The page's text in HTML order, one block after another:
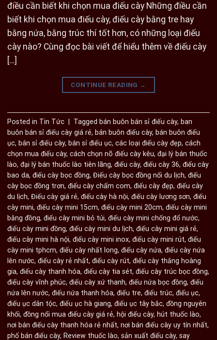
điều cần biết khi chọn mua điếu cày Những điều cần
biết khi chọn mua điếu cày, điếu cày bằng tre hay
bằng nứa, bằng trúc thí tốt hơn, có những loại điếu
cày nào? Cùng đọc bài viết để hiểu thêm về điếu cày
[…]
CONTINUE READING →
Posted in Tin Tức Tagged bán buôn bán sỉ điếu cày, ban
buôn bán sỉ điếu cày giá rẻ, bán buôn điếu cày, bán buôn điếu
ục, bán sỉ điếu cày, bán sỉ điếu ục, các loại điếu cày đẹp, cách
chọn mua điếu cày, cách chọn nõ điếu cày kêu, đại lý bán thuốc
lào, đại lý bán thuốc lào tiên lãng, điếu cày, điếu cày 36, điếu cày
bao da, điếu cày bọc đồng, Điếu cày bọc đồng nổi du lịch, điếu
cày bọc đồng trơn, điếu cày chấm com, điếu cày đẹp, điếu cày
du lịch, Điếu cày giá rẻ, điếu cày hà nội, điếu cày lương sơn, điếu
cày mini, điếu cày mini 15cm, điếu cày mini 20cm, điếu cày mini
bằng đồng, điếu cày mini bỏ túi, điếu cày mini chống đổ nước,
điếu cày mini đồng, điếu cày mini du lịch, điếu cày mini giá rẻ,
điếu cày mini hà nội, điếu cày mini inox, điếu cày mini rút, điếu
cày mini tphcm, điếu cày nhất long, điếu cày nứa, điếu cày nứa
lên nước, điếu cày rẻ nhất, điếu cày rút, điếu cày thắng hoàng
gia, điếu cày thanh hóa, điếu cày tia sét, điếu cày trúc bọc đồng,
điếu cày vĩnh phúc, điếu cày xứ thanh, điếu nứa bọc đồng, điếu
nứa lên nước, điếu nứa thanh hóa, điếu tre, điếu trúc, điếu ục,
điếu ục dân tộc, điếu ục hà giang, điếu ục tây bắc, đồng nguyên
khối, đồng nổi mua điếu cày giá rẻ, hội điếu cày, hút thuốc lào,
nơi bán điếu cày thanh hóa rẻ nhất, nơi bán điếu cày uy tín nhất,
phố bán điếu cày, Review thuốc lào, sản xuất điếu cày, say